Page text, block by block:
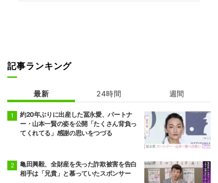
記事ランキング
最新 24時間 週間
約20年ぶりに出産した冨永愛、パートナ
ー・山本一賢の姿を公開「たくさん背負っ
てくれてる」感謝の思いをつづる
亀田興毅、全財産を失った詐欺被害を告白
相手は「兄貴」と慕っていたスポンサー